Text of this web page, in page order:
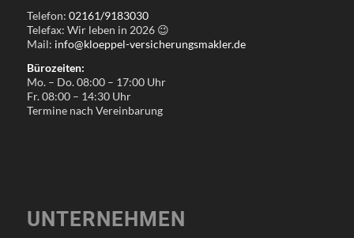
Telefon: 02161/9183030
Telefax: Wir leben in 2026 😉
Mail: info@kloeppel-versicherungsmakler.de
Bürozeiten:
Mo. – Do. 08:00 – 17:00 Uhr
Fr. 08:00 – 14:30 Uhr
Termine nach Vereinbarung
UNTERNEHMEN